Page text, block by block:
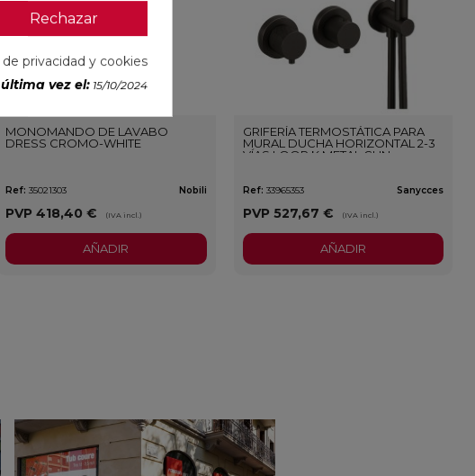
MONOMANDO DE LAVABO
DRESS CROMO-WHITE
Ref: 35021303 Nobili
PVP 418,40 € (IVA incl.)
AÑADIR
GRIFERÍA TERMOSTÁTICA PARA
MURAL DUCHA HORIZONTAL 2-3
VÍAS LOOP K METAL GUN
Ref: 33965353 Sanycces
PVP 527,67 € (IVA incl.)
AÑADIR
Rechazar
privacidad y cookies
vez el: 15/10/2024